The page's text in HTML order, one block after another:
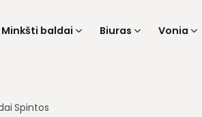
Minkšti baldai Biuras Vonia
Spintos